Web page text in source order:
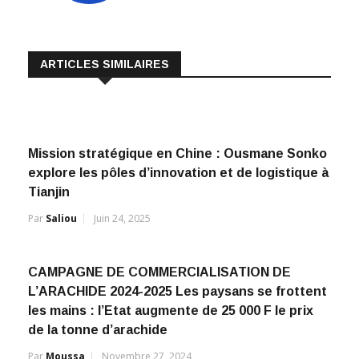
ARTICLES SIMILAIRES
Mission stratégique en Chine : Ousmane Sonko
explore les pôles d’innovation et de logistique à
Tianjin
Par Saliou Juin 24, 2025
CAMPAGNE DE COMMERCIALISATION DE
L’ARACHIDE 2024-2025 Les paysans se frottent
les mains : l’Etat augmente de 25 000 F le prix
de la tonne d’arachide
Par Moussa Novembre 27, 2024